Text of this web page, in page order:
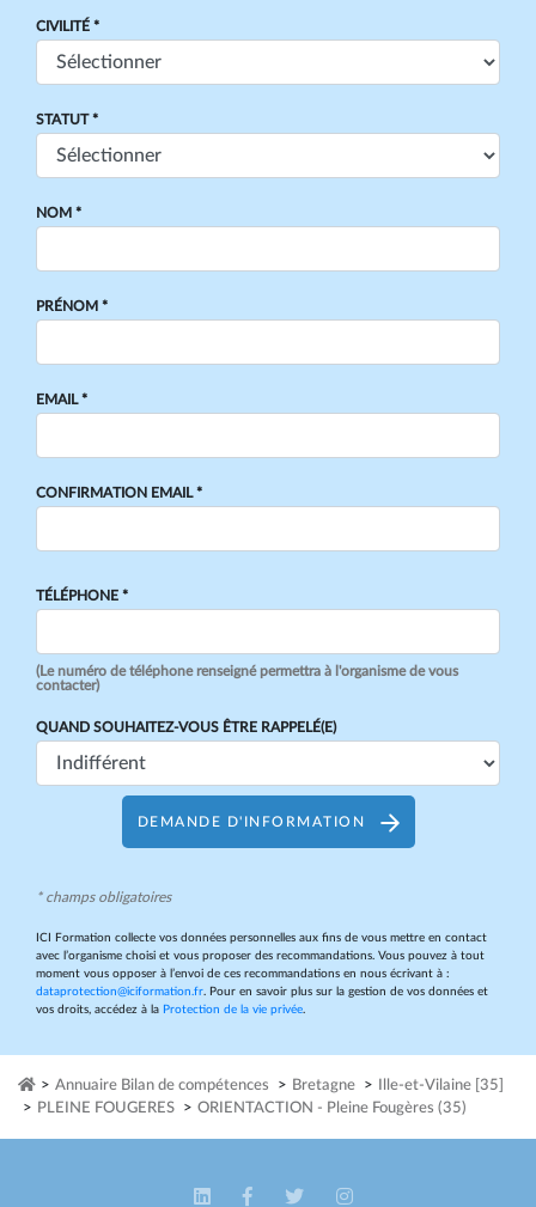
CIVILITÉ *
STATUT *
NOM *
PRÉNOM *
EMAIL *
CONFIRMATION EMAIL *
TÉLÉPHONE *
(Le numéro de téléphone renseigné permettra à l'organisme de vous
contacter)
QUAND SOUHAITEZ-VOUS ÊTRE RAPPELÉ(E)
DEMANDE D'INFORMATION
* champs obligatoires
ICI Formation collecte vos données personnelles aux fins de vous mettre en contact
avec l’organisme choisi et vous proposer des recommandations. Vous pouvez à tout
moment vous opposer à l’envoi de ces recommandations en nous écrivant à :
dataprotection@iciformation.fr. Pour en savoir plus sur la gestion de vos données et
vos droits, accédez à la Protection de la vie privée.
> Annuaire Bilan de compétences > Bretagne >
Ille-et-Vilaine [35]
> PLEINE FOUGERES > ORIENTACTION - Pleine Fougères (35)